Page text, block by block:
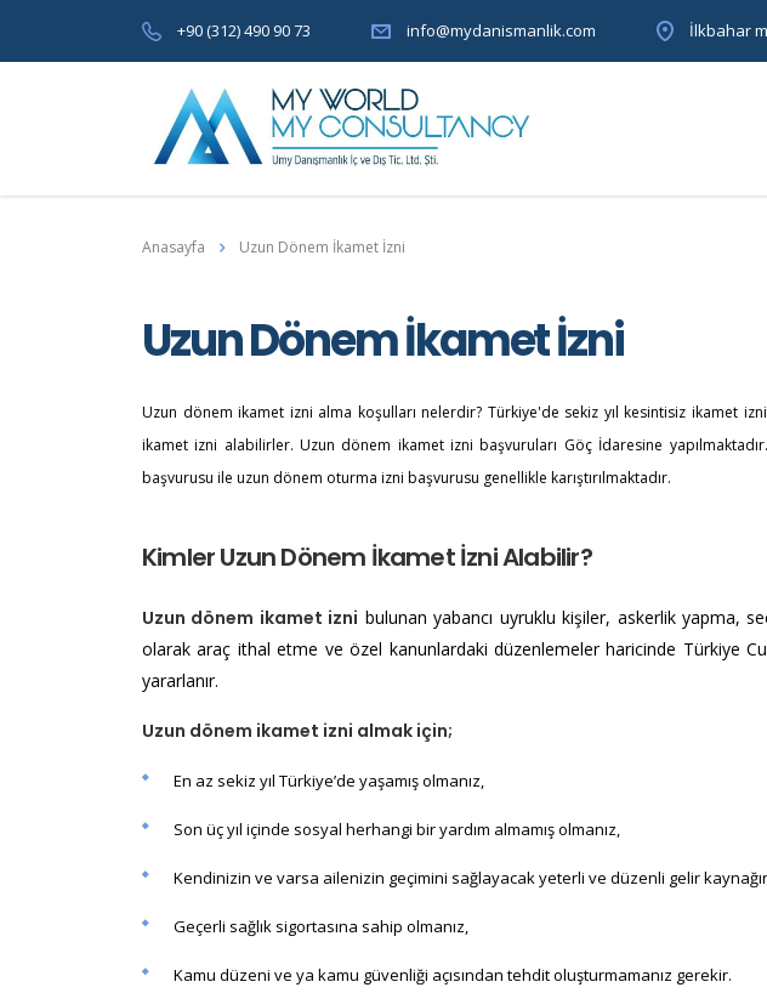
+90 (312) 490 90 73 info@mydanismanlik.com İlkbahar
Anasayfa Uzun Dönem İkamet İzni
Uzun Dönem İkamet İzni
Uzun dönem ikamet izni alma koşulları nelerdir? Türkiye'de sekiz yıl kesintisiz ikamet
ikamet izni alabilirler. Uzun dönem ikamet izni başvuruları Göç İdaresine
başvurusu ile uzun dönem oturma izni başvurusu genellikle karıştırılmaktadır.
Kimler Uzun Dönem İkamet İzni Alabilir?​
Uzun dönem ikamet izni bulunan yabancı uyruklu kişiler, askerlik yapma,
olarak araç ithal etme ve özel kanunlardaki düzenlemeler haricinde Türkiye
yararlanır.
Uzun dönem ikamet izni almak için;
En az sekiz yıl Türkiye’de yaşamış olmanız,
Son üç yıl içinde sosyal herhangi bir yardım almamış olmanız,
Kendinizin ve varsa ailenizin geçimini sağlayacak yeterli ve düzenli gelir
Geçerli sağlık sigortasına sahip olmanız,
Kamu düzeni ve ya kamu güvenliği açısından tehdit oluşturmamanız gerekir.